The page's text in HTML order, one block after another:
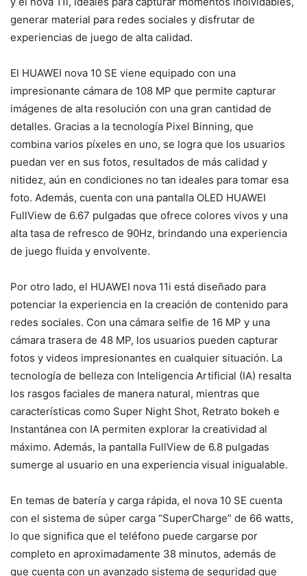
generar material para redes sociales y disfrutar de
experiencias de juego de alta calidad.
El HUAWEI nova 10 SE viene equipado con una
impresionante cámara de 108 MP que permite capturar
imágenes de alta resolución con una gran cantidad de
detalles. Gracias a la tecnología Pixel Binning, que
combina varios píxeles en uno, se logra que los usuarios
puedan ver en sus fotos, resultados de más calidad y
nitidez, aún en condiciones no tan ideales para tomar esa
foto. Además, cuenta con una pantalla OLED HUAWEI
FullView de 6.67 pulgadas que ofrece colores vivos y una
alta tasa de refresco de 90Hz, brindando una experiencia
de juego fluida y envolvente.
Por otro lado, el HUAWEI nova 11i está diseñado para
potenciar la experiencia en la creación de contenido para
redes sociales. Con una cámara selfie de 16 MP y una
cámara trasera de 48 MP, los usuarios pueden capturar
fotos y videos impresionantes en cualquier situación. La
tecnología de belleza con Inteligencia Artificial (IA) resalta
los rasgos faciales de manera natural, mientras que
características como Super Night Shot, Retrato bokeh e
Instantánea con IA permiten explorar la creatividad al
máximo. Además, la pantalla FullView de 6.8 pulgadas
sumerge al usuario en una experiencia visual inigualable.
En temas de batería y carga rápida, el nova 10 SE cuenta
con el sistema de súper carga “SuperCharge” de 66 watts,
lo que significa que el teléfono puede cargarse por
completo en aproximadamente 38 minutos, además de
que cuenta con un avanzado sistema de seguridad que